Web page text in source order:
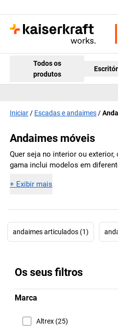
Todos os
produtos
Iniciar Escadas e andaimes
Andaimes móveis
Quer seja no interior ou
gama inclui modelos em
+ Exibir mais
andaimes articulados (1)
Os seus filtros
Marca
Altrex (25)